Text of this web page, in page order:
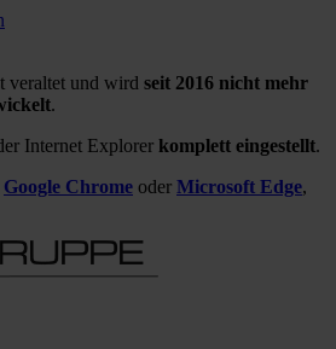
veraltet und wird seit 2016 nicht mehr
.
Internet Explorer komplett eingestellt.
Google Chrome oder Microsoft Edge,